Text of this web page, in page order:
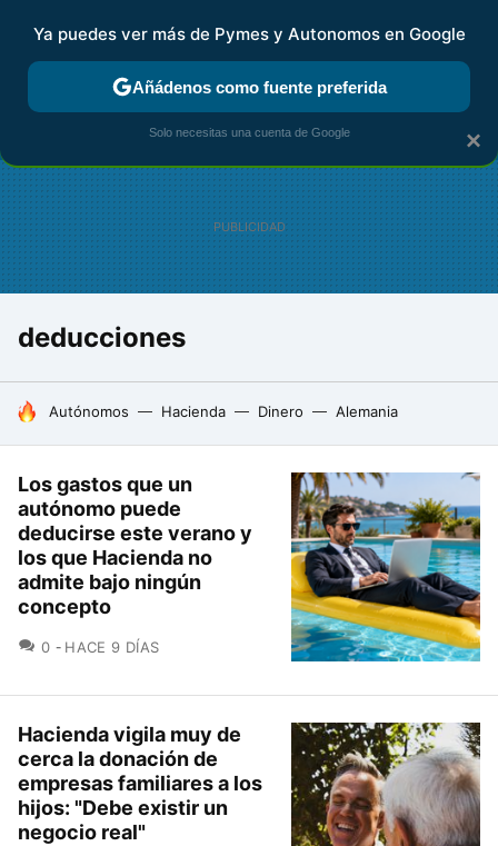
FISCALIDAD Y CONTABILIDAD KIT DIGITAL RENTA
deducciones
HOY SE HABLA DE
Autónomos Hacienda Dinero Alemania
Los gastos que un
autónomo puede
deducirse este verano y
los que Hacienda no
admite bajo ningún
concepto
0 COMENTARIOS
HACE 9 DÍAS
Hacienda vigila muy de
cerca la donación de
empresas familiares a los
hijos: "Debe existir un
negocio real"
×
Ya puedes ver más de Pymes y Autonomos en Google
Añádenos como fuente preferida
Solo necesitas una cuenta de Google